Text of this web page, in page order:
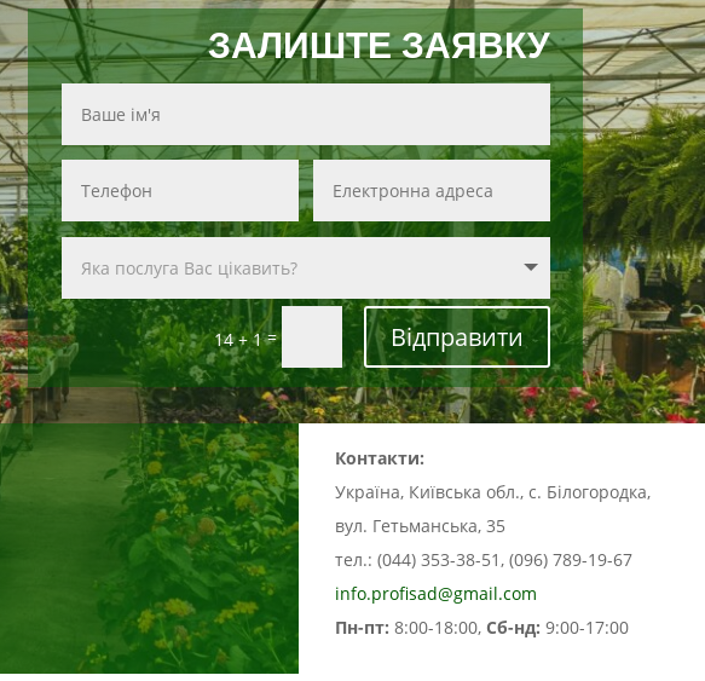
ЗАЛИШТЕ ЗАЯВКУ
14 + 1= Відправити
Контакти:
Україна, Київська обл., с. Білогородка,
вул. Гетьманська, 35
тел.: (044) 353-38-51, (096) 789-19-67
info.profisad@gmail.com
Пн-пт: 8:00-18:00, Сб-нд: 9:00-17:00